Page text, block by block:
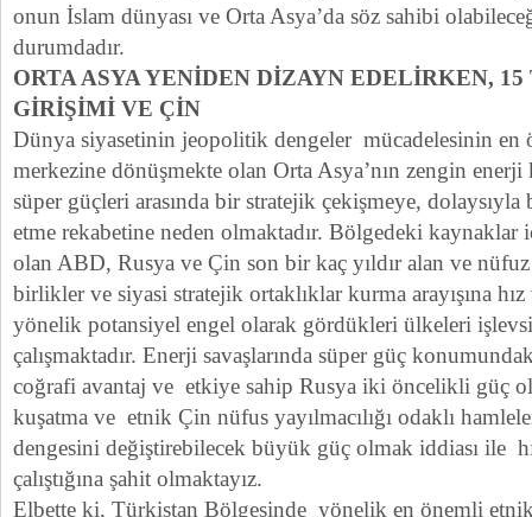
onun İslam dünyası ve Orta Asya’da söz sahibi
durumdadır.
ORTA ASYA YENİDEN DİZAYN EDELİRKEN,
GİRİŞİMİ VE ÇİN
Dünya siyasetinin jeopolitik dengeler mücadelesinin
merkezine dönüşmekte olan Orta Asya’nın zengin enerji
süper güçleri arasında bir stratejik çekişmeye,
etme rekabetine neden olmaktadır. Bölgedeki
olan ABD, Rusya ve Çin son bir kaç yıldır alan ve nüfuz
birlikler ve siyasi stratejik ortaklıklar kurma arayışına
yönelik potansiyel engel olarak gördükleri ülkeleri
çalışmaktadır. Enerji savaşlarında süper güç
coğrafi avantaj ve etkiye sahip Rusya iki öncelikli güç
kuşatma ve etnik Çin nüfus yayılmacılığı odaklı
dengesini değiştirebilecek büyük güç olmak iddiası ile
çalıştığına şahit olmaktayız.
Elbette ki, Türkistan Bölgesinde yönelik en önemli